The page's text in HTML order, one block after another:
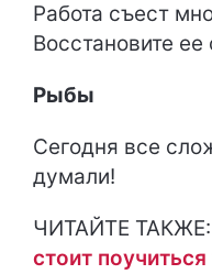
Работа съест
Восстановите ее
Рыбы
Сегодня все
думали!
ЧИТАЙТЕ ТАКЖЕ:
стоит